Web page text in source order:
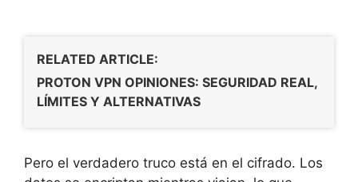
RELATED ARTICLE:
PROTON VPN OPINIONES: SEGURIDAD REAL,
LÍMITES Y ALTERNATIVAS
Pero el verdadero truco está en el cifrado. Los